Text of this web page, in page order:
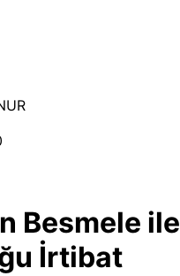
Besmele ile
İrtibat